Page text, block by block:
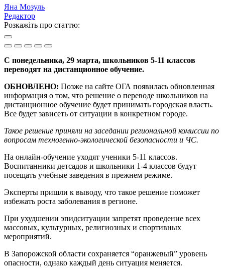
Яна Мозуль
Редактор
Розкажіть про статтю:
С понедельника, 29 марта, школьников 5-11 классов
переводят на дистанционное обучение.
ОБНОВЛЕНО: Позже на сайте ОГА появилась обновленная
информация о том, что решение о переводе школьников на
дистанционное обучение будет принимать городская власть.
Все будет зависеть от ситуации в конкретном городе.
Такое решение приняли на заседании региональной комиссии по
вопросам техногенно-экологической безопасности и ЧС.
На онлайн-обучение уходят ученики 5-11 классов.
Воспитанники детсадов и школьники 1-4 классов будут
посещать учебные заведения в прежнем режиме.
Эксперты пришли к выводу, что такое решение поможет
избежать роста заболевания в регионе.
При ухудшении эпидситуации запретят проведение всех
массовых, культурных, религиозных и спортивных
мероприятий.
В Запорожской области сохраняется “оранжевый” уровень
опасности, однако каждый день ситуация меняется.